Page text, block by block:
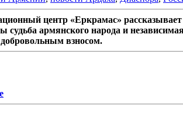
центр «Еркрамас»
судьба армянского народа и
взносом.